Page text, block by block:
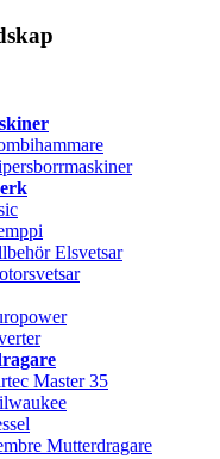
Elsvetsar
Master 35
Mutterdragare